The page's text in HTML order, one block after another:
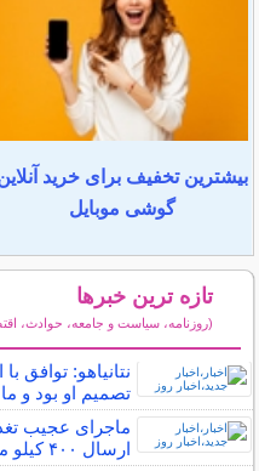
بیشترین تخفیف برای خرید
گوشی موبایل
تازه ترین خبرها
(روزنامه، سیاست و جامعه، حوادث،
نتانیاهو: توافق
تصمیم او بود و
ماجرای عجیب
ارسال ۴۰۰ کیلو ماهی و پنیر!